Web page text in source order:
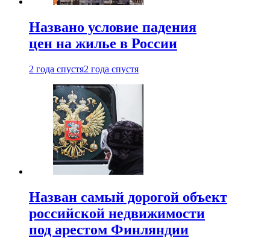
Названо условие падения
цен на жилье в России
2 года спустя2 года спустя
Назван самый дорогой объект
российской недвижимости
под арестом Финляндии